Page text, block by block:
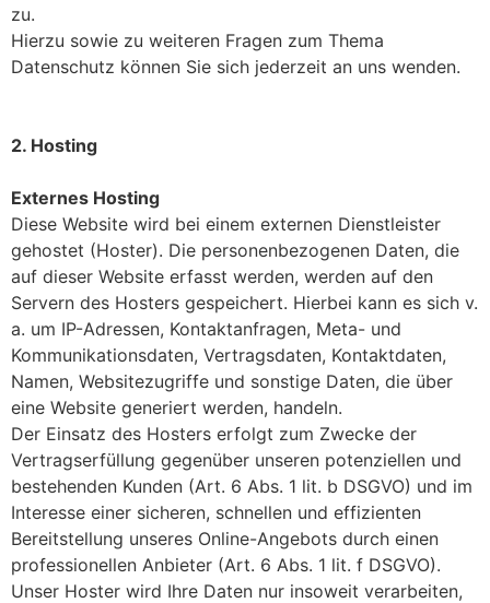
zu.
Hierzu sowie zu weiteren Fragen zum Thema
Datenschutz können Sie sich jederzeit an uns wenden.
2. Hosting
Externes Hosting
Diese Website wird bei einem externen Dienstleister
gehostet (Hoster). Die personenbezogenen Daten, die
auf dieser Website erfasst werden, werden auf den
Servern des Hosters gespeichert. Hierbei kann es sich v.
a. um IP-Adressen, Kontaktanfragen, Meta- und
Kommunikationsdaten, Vertragsdaten, Kontaktdaten,
Namen, Websitezugriffe und sonstige Daten, die über
eine Website generiert werden, handeln.
Der Einsatz des Hosters erfolgt zum Zwecke der
Vertragserfüllung gegenüber unseren potenziellen und
bestehenden Kunden (Art. 6 Abs. 1 lit. b DSGVO) und im
Interesse einer sicheren, schnellen und effizienten
Bereitstellung unseres Online-Angebots durch einen
professionellen Anbieter (Art. 6 Abs. 1 lit. f DSGVO).
Unser Hoster wird Ihre Daten nur insoweit verarbeiten,